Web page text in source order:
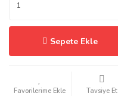
Sepete Ekle
Tavsiye Et